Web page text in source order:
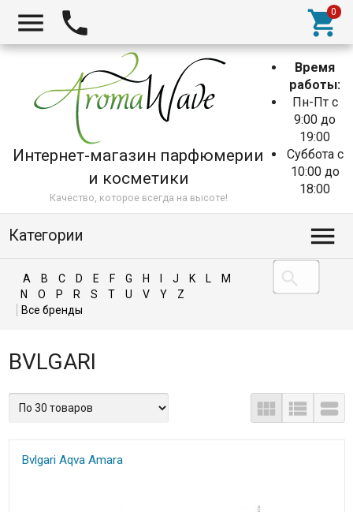
Интернет-магазин парфюмерии
и косметики
Качество, которое всегда на высоте!
Время
работы:
Пн-Пт с
9:00 до
19:00
Суббота с
10:00 до
18:00
Категории
A B C D E F G H J K L
M
N
O P R S T U V Y Z
BVLGARI
Bvlgari Aqva Amara